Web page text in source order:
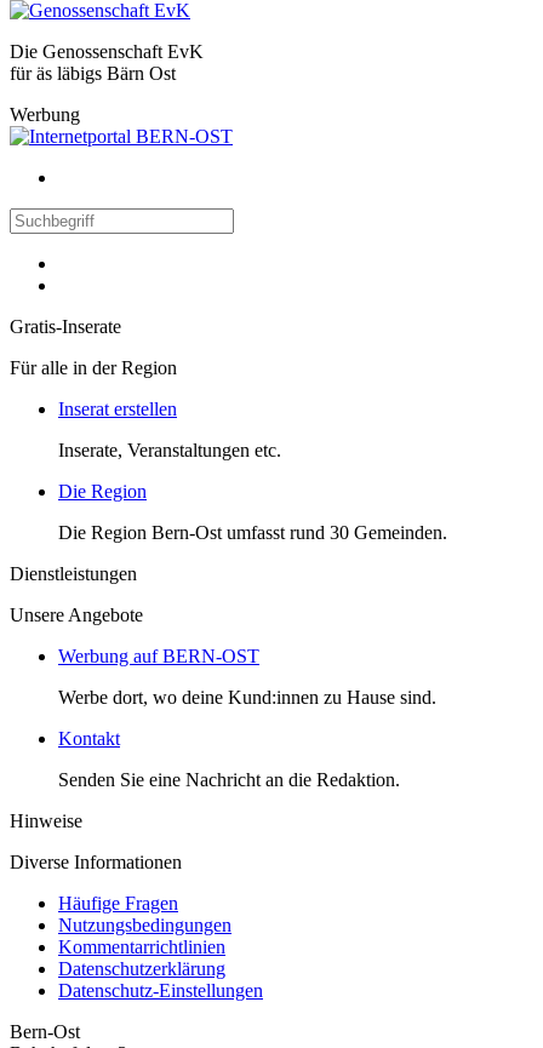
Die Genossenschaft EvK
für äs läbigs Bärn Ost
Werbung
Gratis-Inserate
Für alle in der Region
Inserat erstellen
Inserate, Veranstaltungen etc.
Die Region
Die Region Bern-Ost umfasst rund 30 Gemeinden.
Dienstleistungen
Unsere Angebote
Werbung auf BERN-OST
Werbe dort, wo deine Kund:innen zu Hause sind.
Kontakt
Senden Sie eine Nachricht an die Redaktion.
Hinweise
Diverse Informationen
Häufige Fragen
Nutzungsbedingungen
Kommentarrichtlinien
Datenschutzerklärung
Datenschutz-Einstellungen
Bern-Ost